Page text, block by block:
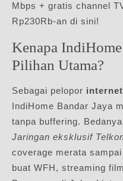
Mbps + gratis channel
Rp230Rb-an di sini!
Kenapa
Pilihan Utama?
Sebagai pelopor
IndiHome Bandar Jaya
tanpa buffering.
Jaringan eksklusif
coverage merata
buat WFH, streaming